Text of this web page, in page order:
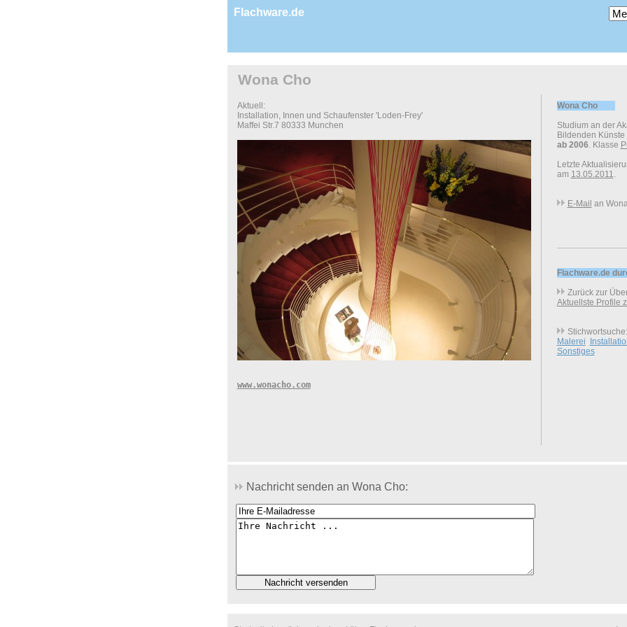
Flachware.de
Wona Cho
Aktuell:
Installation, Innen und Schaufenster 'Loden-Frey'
Maffei Str.7 80333 Munchen
www.wonacho.com
Wona Cho
Studium an der
Bildenden
ab 2006. Klasse
Letzte
am 13.05.2011.
E-Mail an
Flachware.de
Zurück zur
Aktuellste Profile
Stichwortsuche:
Malerei
Sonstiges
Nachricht senden an Wona Cho: